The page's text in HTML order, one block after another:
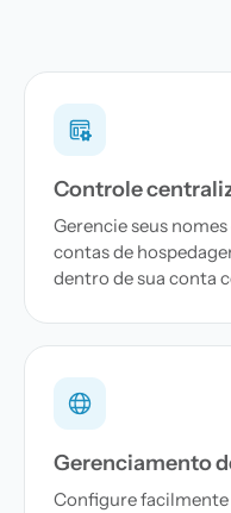
Controle
Gerencie seus
contas de
dentro de sua conta
Gerenciamento
Configure